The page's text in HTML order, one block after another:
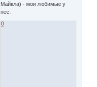
Майкла) - мои любимые у
нее.
0